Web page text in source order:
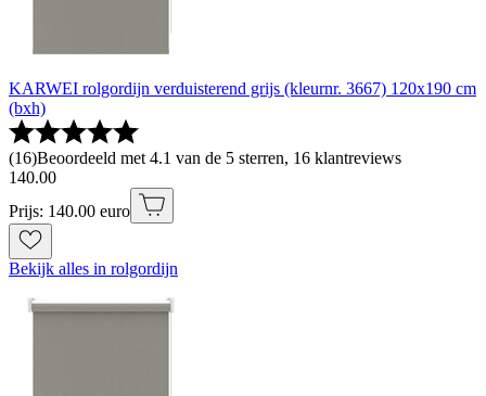
KARWEI rolgordijn verduisterend grijs (kleurnr. 3667) 120x190 cm
(bxh)
(16)Beoordeeld met 4.1 van de 5 sterren, 16 klantreviews
140.00
Prijs: 140.00 euro
Bekijk alles in rolgordijn